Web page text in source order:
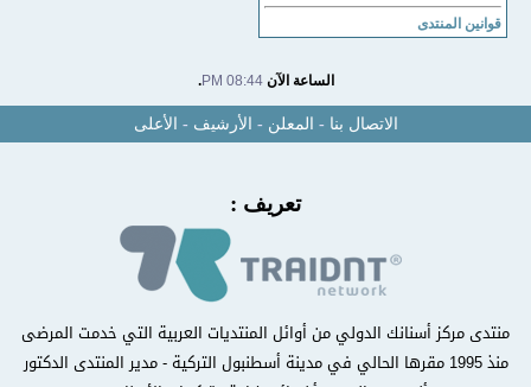
قوانين المنتدى
الساعة الآن08:44 PM
.
الاتصال بنا-المعلن-الأرشيف-الأعلى
تعريف :
منتدى مركز أسنانك الدولي من أوائل المنتديات العربية التي خدمت المرضى
منذ 1995 مقرها الحالي في مدينة أسطنبول التركية - مدير المنتدى الدكتور